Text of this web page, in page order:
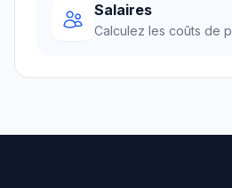
Salaires
Calculez les coûts de